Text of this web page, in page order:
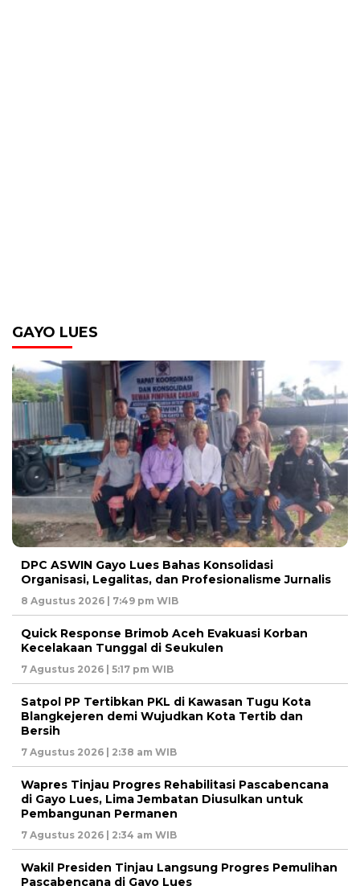
GAYO LUES
DPC ASWIN Gayo Lues Bahas Konsolidasi
Organisasi, Legalitas, dan Profesionalisme Jurnalis
8 Agustus 2026 | 7:49 pm WIB
Quick Response Brimob Aceh Evakuasi Korban
Kecelakaan Tunggal di Seukulen
7 Agustus 2026 | 5:17 pm WIB
Satpol PP Tertibkan PKL di Kawasan Tugu Kota
Blangkejeren demi Wujudkan Kota Tertib dan
Bersih
7 Agustus 2026 | 2:38 am WIB
Wapres Tinjau Progres Rehabilitasi Pascabencana
di Gayo Lues, Lima Jembatan Diusulkan untuk
Pembangunan Permanen
7 Agustus 2026 | 2:34 am WIB
Wakil Presiden Tinjau Langsung Progres Pemulihan
Pascabencana di Gayo Lues